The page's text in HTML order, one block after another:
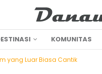
KOMUNITAS
yang Luar Biasa Cantik